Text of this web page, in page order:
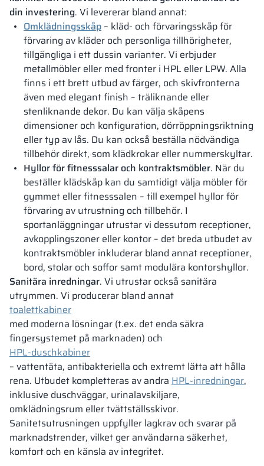
din investering. Vi levererar bland annat:
Omklädningsskåp – kläd- och förvaringsskåp för
förvaring av kläder och personliga tillhörigheter,
tillgängliga i ett dussin varianter. Vi erbjuder
metallmöbler eller med fronter i HPL eller LPW. Alla
finns i ett brett utbud av färger, och skivfronterna
även med elegant finish – träliknande eller
stenliknande dekor. Du kan välja skåpens
dimensioner och konfiguration, dörröppningsriktning
eller typ av lås. Du kan också beställa nödvändiga
tillbehör direkt, som klädkrokar eller nummerskyltar.
Hyllor för fitnesssalar och kontraktsmöbler. När du
beställer klädskåp kan du samtidigt välja möbler för
gymmet eller fitnesssalen – till exempel hyllor för
förvaring av utrustning och tillbehör. I
sportanläggningar utrustar vi dessutom receptioner,
avkopplingszoner eller kontor – det breda utbudet av
kontraktsmöbler inkluderar bland annat receptioner,
bord, stolar och soffor samt modulära kontorshyllor.
Sanitära inredningar. Vi utrustar också sanitära
utrymmen. Vi producerar bland annat
toalettkabiner
med moderna lösningar (t.ex. det enda säkra
fingersystemet på marknaden) och
HPL-duschkabiner
– vattentäta, antibakteriella och extremt lätta att hålla
rena. Utbudet kompletteras av andra HPL-inredningar,
inklusive duschväggar, urinalavskiljare,
omklädningsrum eller tvättställsskivor.
Sanitetsutrusningen uppfyller lagkrav och svarar på
marknadstrender, vilket ger användarna säkerhet,
komfort och en känsla av integritet.